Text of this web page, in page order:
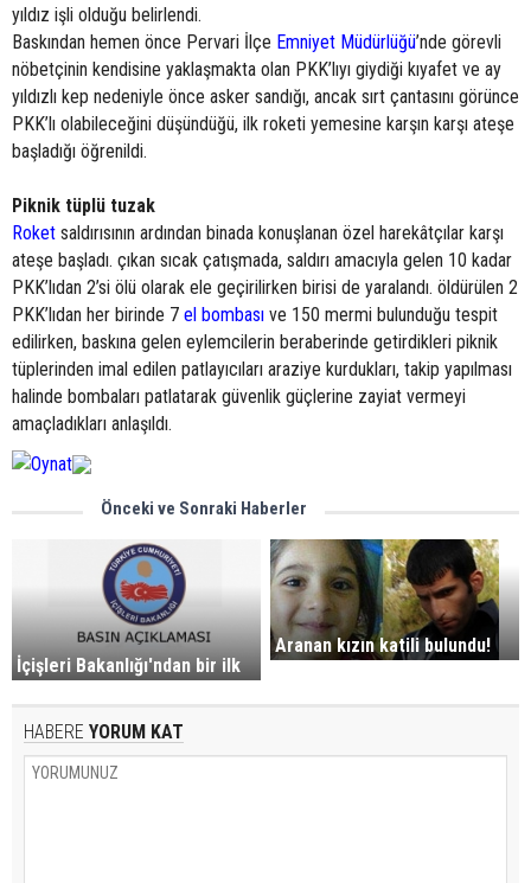
yıldız işli olduğu belirlendi.
Baskından hemen önce Pervari İlçe Emniyet Müdürlüğü’nde görevli
nöbetçinin kendisine yaklaşmakta olan PKK’lıyı giydiği kıyafet ve ay
yıldızlı kep nedeniyle önce asker sandığı, ancak sırt çantasını görünce
PKK’lı olabileceğini düşündüğü, ilk roketi yemesine karşın karşı ateşe
başladığı öğrenildi.
Piknik tüplü tuzak
Roket saldırısının ardından binada konuşlanan özel harekâtçılar karşı
ateşe başladı. çıkan sıcak çatışmada, saldırı amacıyla gelen 10 kadar
PKK’lıdan 2’si ölü olarak ele geçirilirken birisi de yaralandı. öldürülen 2
PKK’lıdan her birinde 7 el bombası ve 150 mermi bulunduğu tespit
edilirken, baskına gelen eylemcilerin beraberinde getirdikleri piknik
tüplerinden imal edilen patlayıcıları araziye kurdukları, takip yapılması
halinde bombaları patlatarak güvenlik güçlerine zayiat vermeyi
amaçladıkları anlaşıldı.
Önceki ve Sonraki Haberler
İçişleri Bakanlığı'ndan bir ilk
Aranan kızın katili bulundu!
HABERE YORUM KAT